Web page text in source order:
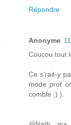
Répondre
Anonyme
Coucou tout
Ce s'rait-y
mode prof
comble ;) ).